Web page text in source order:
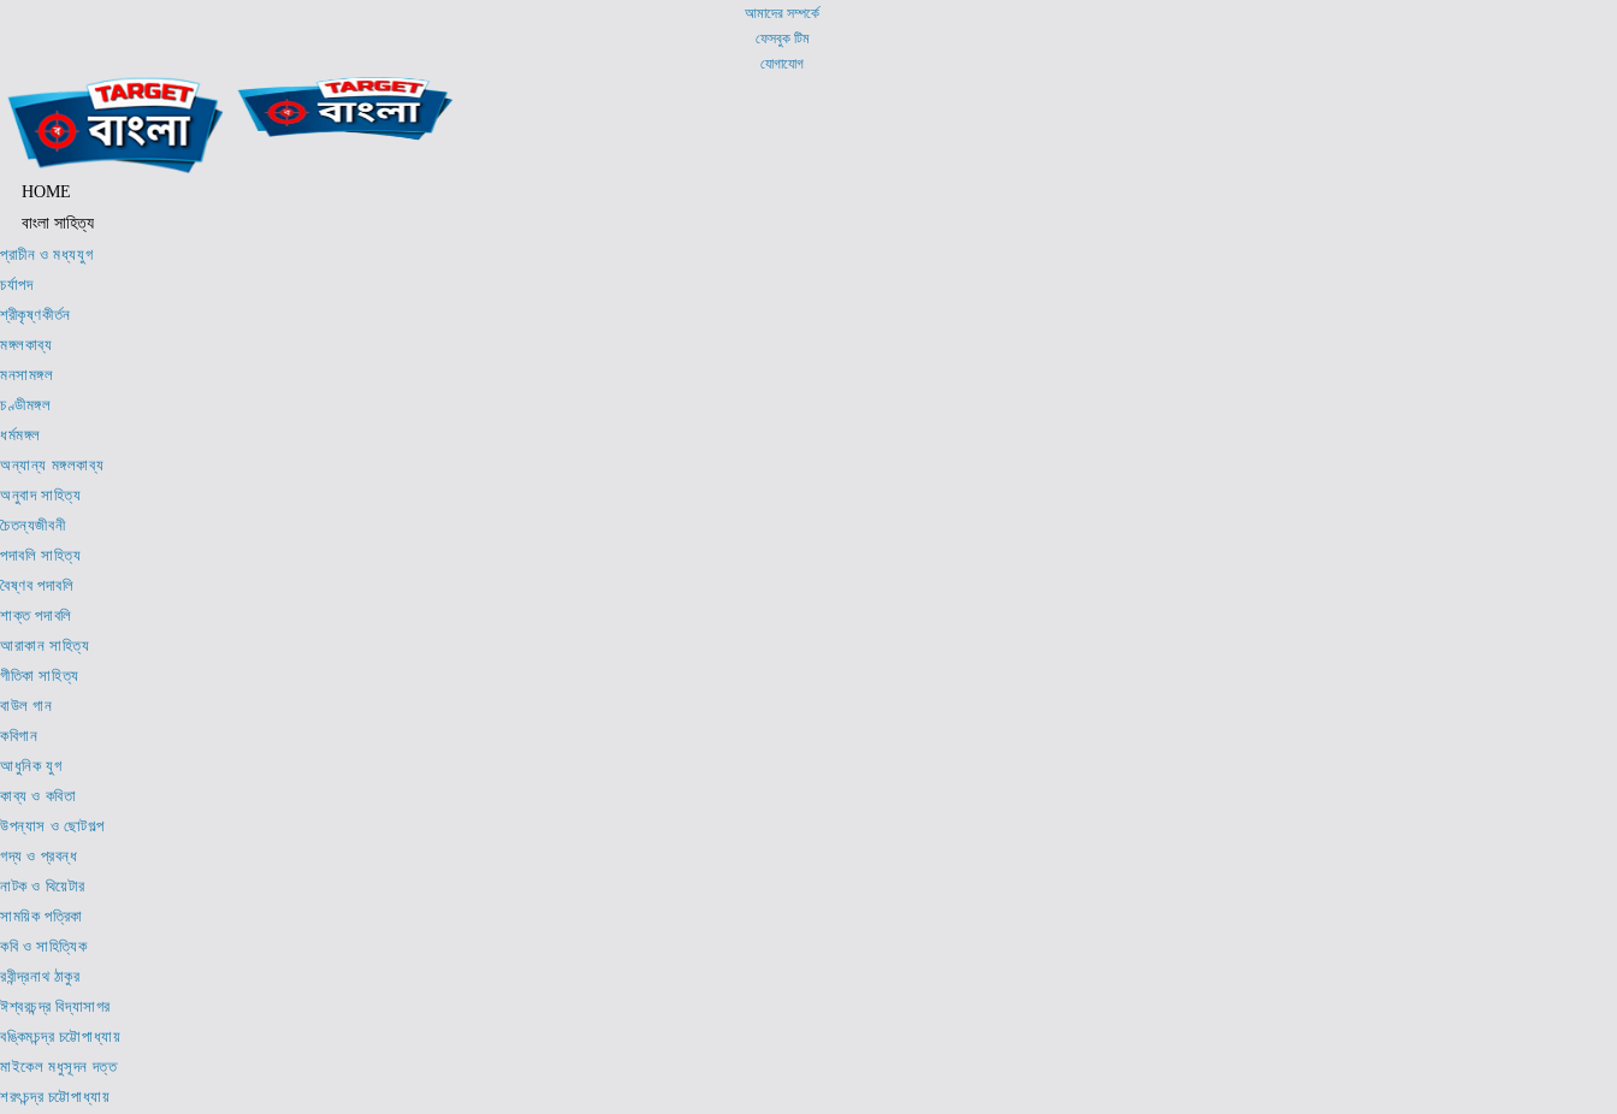
আমাদের সম্পর্কে
ফেসবুক টিম
যোগাযোগ
HOME
বাংলা সাহিত্য
প্রাচীন ও মধ্যযুগ
চর্যাপদ
শ্রীকৃষ্ণকীর্তন
মঙ্গলকাব্য
মনসামঙ্গল
চণ্ডীমঙ্গল
ধর্মমঙ্গল
অন্যান্য মঙ্গলকাব্য
অনুবাদ সাহিত্য
চৈতন্যজীবনী
পদাবলি সাহিত্য
বৈষ্ণব পদাবলি
শাক্ত পদাবলি
আরাকান সাহিত্য
গীতিকা সাহিত্য
বাউল গান
কবিগান
আধুনিক যুগ
কাব্য ও কবিতা
উপন্যাস ও ছোটগল্প
গদ্য ও প্রবন্ধ
নাটক ও থিয়েটার
সাময়িক পত্রিকা
কবি ও সাহিত্যিক
রবীন্দ্রনাথ ঠাকুর
ঈশ্বরচন্দ্র বিদ্যাসাগর
বঙ্কিমচন্দ্র চট্টোপাধ্যায়
মাইকেল মধুসূদন দত্ত
শরৎচন্দ্র চট্টোপাধ্যায়